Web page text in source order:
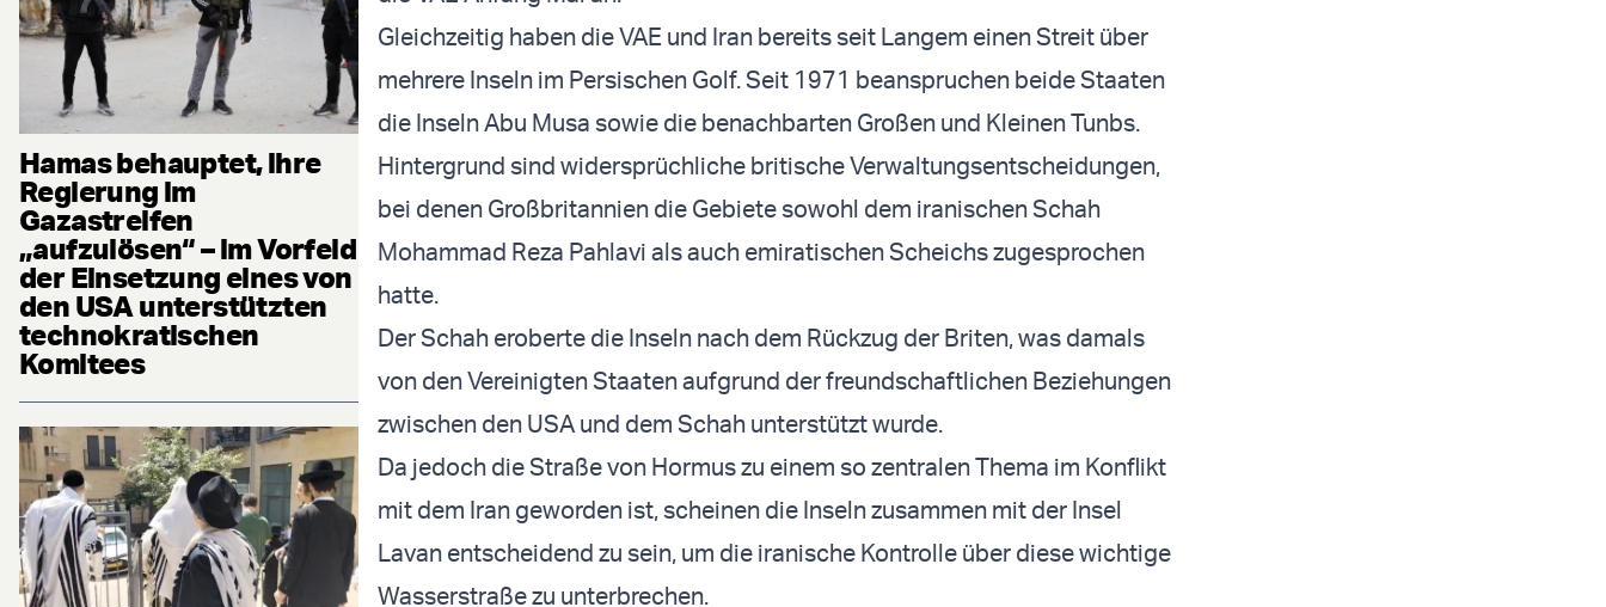
Hamas behauptet, ihre
Regierung im
Gazastreifen
„aufzulösen“ – im Vorfeld
der Einsetzung eines von
den USA unterstützten
technokratischen
Komitees
Gleichzeitig haben die VAE und Iran bereits seit Langem einen Streit über
mehrere Inseln im Persischen Golf. Seit 1971 beanspruchen beide Staaten
die Inseln Abu Musa sowie die benachbarten Großen und Kleinen Tunbs.
Hintergrund sind widersprüchliche britische Verwaltungsentscheidungen,
bei denen Großbritannien die Gebiete sowohl dem iranischen Schah
Mohammad Reza Pahlavi als auch emiratischen Scheichs zugesprochen
hatte.
Der Schah eroberte die Inseln nach dem Rückzug der Briten, was damals
von den Vereinigten Staaten aufgrund der freundschaftlichen Beziehungen
zwischen den USA und dem Schah unterstützt wurde.
Da jedoch die Straße von Hormus zu einem so zentralen Thema im Konflikt
mit dem Iran geworden ist, scheinen die Inseln zusammen mit der Insel
Lavan entscheidend zu sein, um die iranische Kontrolle über diese wichtige
Wasserstraße zu unterbrechen.